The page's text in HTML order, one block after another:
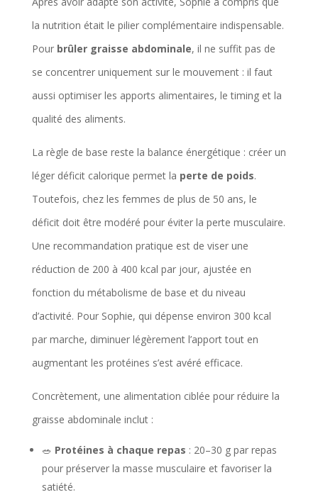
la nutrition était le pilier complémentaire indispensable.
Pour brûler graisse abdominale, il ne suffit pas de
se concentrer uniquement sur le mouvement : il faut
aussi optimiser les apports alimentaires, le timing et la
qualité des aliments.
La règle de base reste la balance énergétique : créer un
léger déficit calorique permet la perte de poids.
Toutefois, chez les femmes de plus de 50 ans, le
déficit doit être modéré pour éviter la perte musculaire.
Une recommandation pratique est de viser une
réduction de 200 à 400 kcal par jour, ajustée en
fonction du métabolisme de base et du niveau
d’activité. Pour Sophie, qui dépense environ 300 kcal
par marche, diminuer légèrement l’apport tout en
augmentant les protéines s’est avéré efficace.
Concrètement, une alimentation ciblée pour réduire la
graisse abdominale inclut :
🥗 Protéines à chaque repas : 20–30 g par repas
pour préserver la masse musculaire et favoriser la
satiété.